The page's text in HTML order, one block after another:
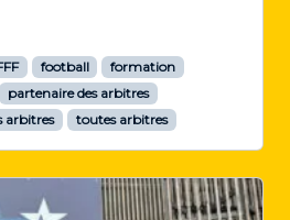
football
formation
partenaire des arbitres
arbitres toutes arbitres